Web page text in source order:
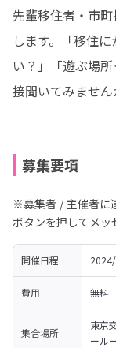
先輩移住者・市
します。「移住
い？」「遊ぶ場
接聞いてみません
募集要項
※募集者 / 主催者に
ボタンを押してメッ
開催日程
費用 無料
集合場所
東京
ール